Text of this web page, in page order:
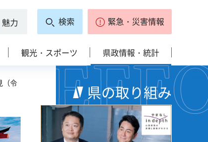
魅力 検索 緊急・災害情報
観光・スポーツ 県政情報・統計
（令
県の取り組み